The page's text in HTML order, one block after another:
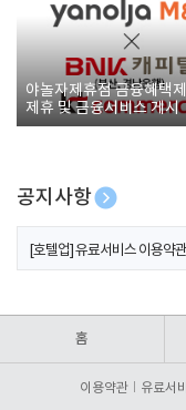
야놀자제휴점 금융혜택
제휴 및 금융서비스 게시
공지사항
[호텔업] 개인정보 처리방침 개
[호텔업] 유료서비스 이용약
홈
이용약관 유료서